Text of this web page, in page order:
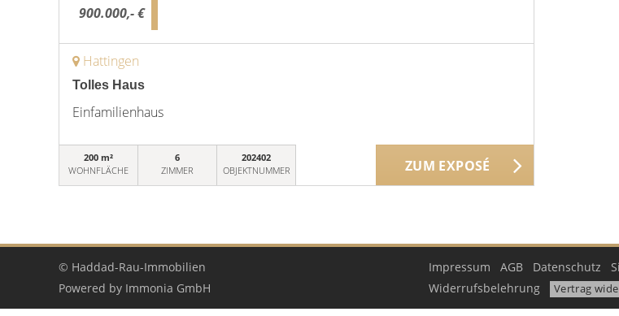
900.000,- €
Hattingen
Tolles Haus
Einfamilienhaus
200 m²
WOHNFLÄCHE
6
ZIMMER
202402
OBJEKTNUMMER
ZUM EXPOSÉ
© Haddad-Rau-Immobilien
Powered by Immonia GmbH
Impressum AGB Datenschutz
Widerrufsbelehrung
Vertrag